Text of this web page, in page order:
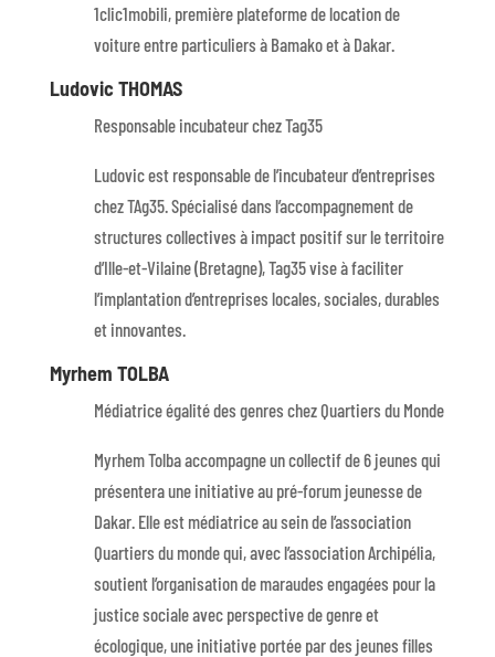
1clic1mobili, première plateforme de location de
voiture entre particuliers à Bamako et à Dakar.
Ludovic THOMAS
Responsable incubateur chez Tag35
Ludovic est responsable de l’incubateur d’entreprises
chez TAg35. Spécialisé dans l’accompagnement de
structures collectives à impact positif sur le territoire
d’Ille-et-Vilaine (Bretagne), Tag35 vise à faciliter
l’implantation d’entreprises locales, sociales, durables
et innovantes.
Myrhem TOLBA
Médiatrice égalité des genres chez Quartiers du Monde
Myrhem Tolba accompagne un collectif de 6 jeunes qui
présentera une initiative au pré-forum jeunesse de
Dakar. Elle est médiatrice au sein de l’association
Quartiers du monde qui, avec l’association Archipélia,
soutient l’organisation de maraudes engagées pour la
justice sociale avec perspective de genre et
écologique, une initiative portée par des jeunes filles